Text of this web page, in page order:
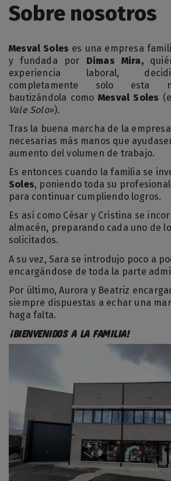
Sobre nosotros
Mesval Soles es una empresa
y fundada por Dimas Mira,
experiencia laboral,
completamente solo esta
bautizándola como Mesval Soles
Vale Solo»).
Tras la buena marcha de la
necesarias más manos que
aumento del volumen de trabajo.
Es entonces cuando la familia se
Soles, poniendo toda su
para continuar cumpliendo logros.
Es así como César y Cristina se
almacén, preparando cada uno de
solicitados.
A su vez, Sara se introdujo poco a
encargándose de toda la parte
Por último, Aurora y Beatriz
siempre dispuestas a echar una
haga falta.
¡BIENVENIDOS A LA FAMILIA!